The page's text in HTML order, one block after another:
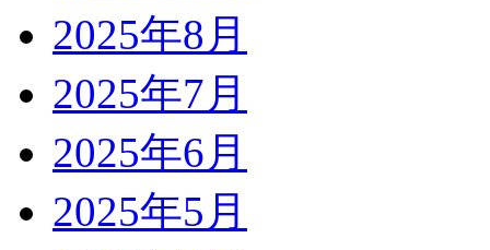
2025年8月
2025年7月
2025年6月
2025年5月